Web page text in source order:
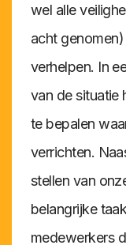
wel alle
acht
verhelpen. In
van de situatie
te bepalen
verrichten.
stellen van
belangrijke
medewerkers